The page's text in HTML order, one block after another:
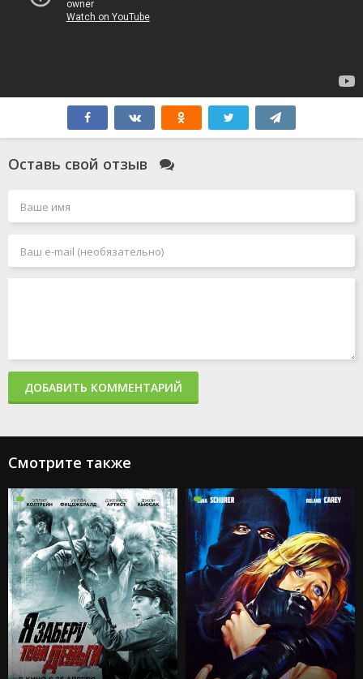
Оставь свой отзыв
ДОБАВИТЬ КОММЕНТАРИЙ
Смотрите также